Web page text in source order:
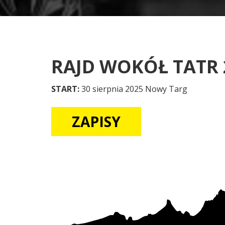
RAJD WOKÓŁ
START:30 sierpnia 2025 Nowy Targ
ZAPISY